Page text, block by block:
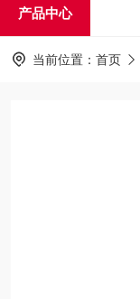
产品中心
当前位置： 首页